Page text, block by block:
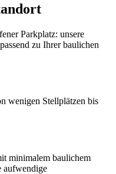
Parkplatz: unsere
zu Ihrer baulichen
wenigen Stellplätzen bis
minimalem baulichem
aufwendige